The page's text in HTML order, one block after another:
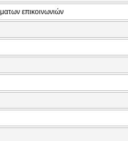
επικοινωνιών